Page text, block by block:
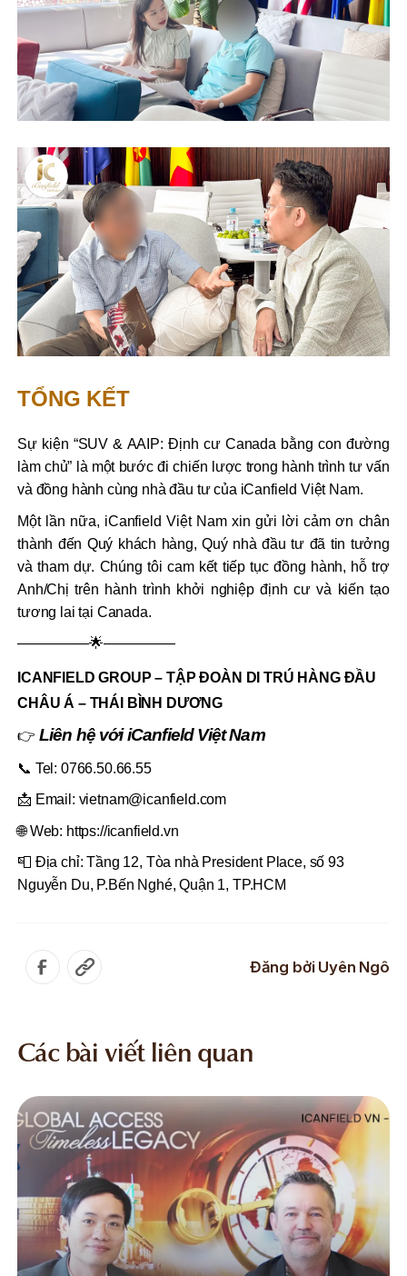
TỔNG KẾT
Sự kiện “SUV & AAIP: Định cư Canada bằng con đường
làm chủ” là một bước đi chiến lược trong hành trình tư vấn
và đồng hành cùng nhà đầu tư của iCanfield Việt Nam.
Một lần nữa, iCanfield Việt Nam xin gửi lời cảm ơn chân
thành đến Quý khách hàng, Quý nhà đầu tư đã tin tưởng
và tham dự. Chúng tôi cam kết tiếp tục đồng hành, hỗ trợ
Anh/Chị trên hành trình khởi nghiệp định cư và kiến tạo
tương lai tại Canada.
—————🌟—————
ICANFIELD GROUP – TẬP ĐOÀN DI TRÚ HÀNG ĐẦU
CHÂU Á – THÁI BÌNH DƯƠNG
👉 Liên hệ với iCanfield Việt Nam
📞 Tel: 0766.50.66.55
📩 Email: vietnam@icanfield.com
🌐 Web: https://icanfield.vn
📮 Địa chỉ: Tầng 12, Tòa nhà President Place, số 93
Nguyễn Du, P.Bến Nghé, Quận 1, TP.HCM
Đăng bởi Uyên Ngô
Các bài viết liên quan